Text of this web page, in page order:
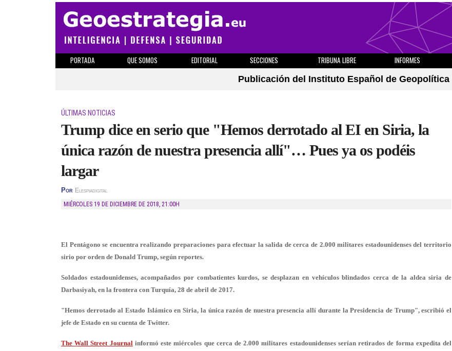
PORTADA QUE SOMOS EDITORIAL SECCIONES TRIBUNA LIBRE INFORMES
Publicación del Instituto Español de Geopolítica
ÚLTIMAS NOTICIAS
Trump dice en serio que "Hemos derrotado al EI en Siria, la
única razón de nuestra presencia allí"… Pues ya os podéis
largar
Por Elespiadigital
MIÉRCOLES 19 DE DICIEMBRE DE 2018, 21:00H
El Pentágono se encuentra realizando preparaciones para efectuar la salida de cerca de 2.000 militares estadounidenses del territorio
sirio por orden de Donald Trump, según reportes.
Soldados estadounidenses, acompañados por combatientes kurdos, se desplazan en vehículos blindados cerca de la aldea siria de
Darbasiyah, en la frontera con Turquía, 28 de abril de 2017.
"Hemos derrotado al Estado Islámico en Siria, la única razón de nuestra presencia allí durante la Presidencia de Trump", escribió el
jefe de Estado en su cuenta de Twitter.
The Wall Street Journalinformó este miércoles que cerca de 2.000 militares estadounidenses serían retirados de forma expedita del